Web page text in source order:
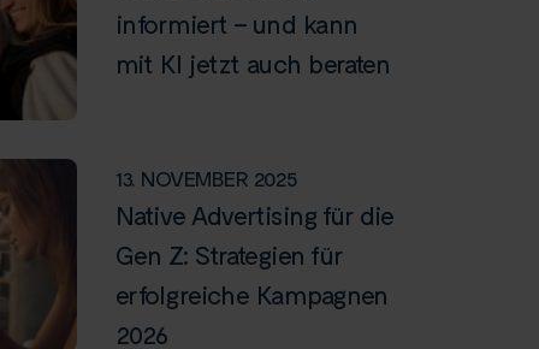
informiert – und kann
mit KI jetzt auch beraten
13. NOVEMBER 2025
Native Advertising für die
Gen Z: Strategien für
erfolgreiche Kampagnen
2026